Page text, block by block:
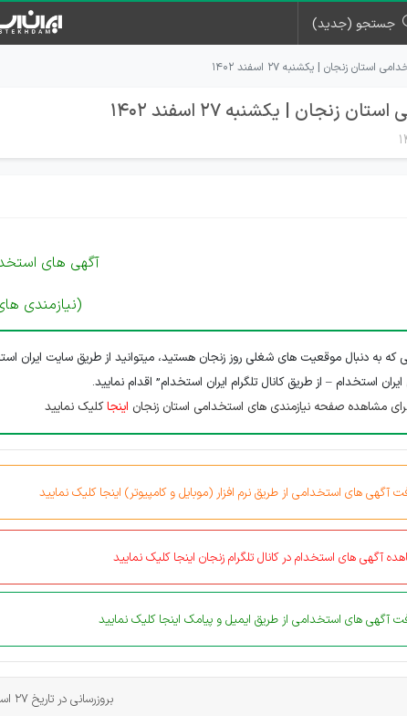
جستجو (جدید)
استان زنجان | یکشنبه ۲۷ اسفند ۱۴۰۲
زنجان | یکشنبه 27 اسفند 1402
آگهی های
(نیازمندی
که به دنبال موقعیت های شغلی روز زنجان هستید، میتوانید از طریق سایت ایران
استخدام – از طریق کانال تلگرام ایران استخدام” اقدام نمایید.
مشاهده صفحه نیازمندی های استخدامی استان زنجان اینجاکلیک نمایید
آگهی های استخدامی از طریق نرم افزار (موبایل و کامپیوتر) اینجا کلیک نمایید
آگهی های استخدام در کانال تلگرام زنجان اینجا کلیک نمایید
آگهی های استخدامی از طریق ایمیل و پیامک اینجا کلیک نمایید
بروزرسانی در تاریخ 27